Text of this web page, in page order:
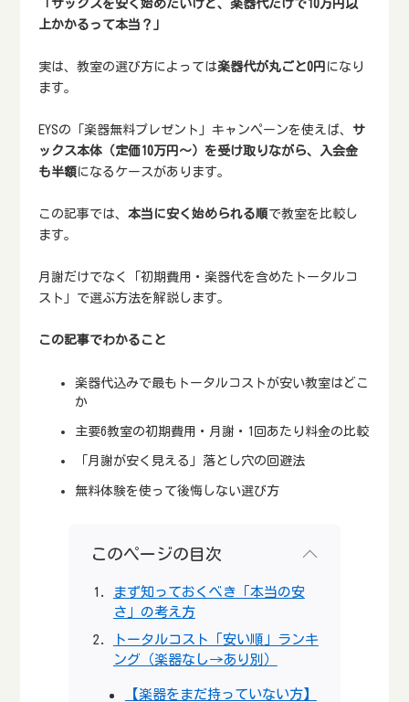
「サックスを安く始めたいけど、楽器代だけで10万円以
上かかるって本当？」
実は、教室の選び方によっては楽器代が丸ごと0円 になり
ます。
EYSの「楽器無料プレゼント」キャンペーンを使えば、 サ
ックス本体（定価10万円～）を受け取りながら、入会金
も半額になるケースがあります。
この記事では、本当に安く始められる順で教室を比較し
ます。
月謝だけでなく「初期費用・楽器代を含めたトータルコ
スト」で選ぶ方法を解説します。
この記事でわかること
楽器代込みで最もトータルコストが安い教室はどこ
か
主要6教室の初期費用・月謝・1回あたり料金の比較
「月謝が安く見える」落とし穴の回避法
無料体験を使って後悔しない選び方
このページの目次
まず知っておくべき「本当の安
さ」の考え方
トータルコスト「安い順」ランキ
ング（楽器なし→あり別）
【楽器をまだ持っていない方】